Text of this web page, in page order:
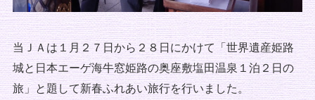
当ＪＡは１月２７日から２８日にかけて「世界遺産姫路
城と日本エーゲ海牛窓姫路の奥座敷塩田温泉１泊２日の
旅」と題して新春ふれあい旅行を行いました。